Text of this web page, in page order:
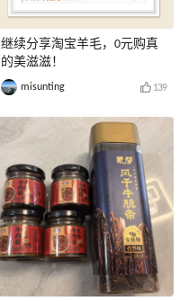
继续分享淘宝羊毛，0元购真
的美滋滋！
misunting 139